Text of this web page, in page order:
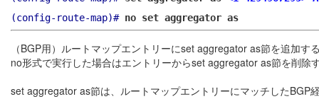
(config-route-map)# no set aggregator as
（BGP用）ルートマップエントリーにset aggregator as節を追加す
no形式で実行した場合はエントリーからset aggregator as節を削除
set aggregator as節は、ルートマップエントリーにマッチしたBGP